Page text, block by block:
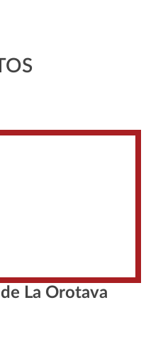
La Orotava